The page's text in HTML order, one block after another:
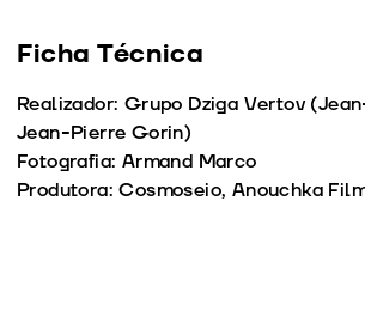
Ficha Técnica
Realizador: Grupo Dziga Vertov
Jean-Pierre Gorin)
Fotografia: Armand Marco
Produtora: Cosmoseio, Anouchka